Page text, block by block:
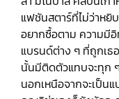
แฟชันสตาร์ที่ไม่ว่าหยิ
อยากซื้อตาม ความมี
แบรนด์ต่าง ๆ ที่ถูกเธ
นั้นมีติดตัวแทบจะทุก
นอกเหนือจากจะเป็น